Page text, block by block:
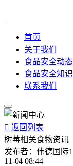
首页
关于我们
食品安全动态
食品安全知识
联系我们
 返回列表
树莓相关食物资讯
发布者： 伟德国际
11-04 08:44